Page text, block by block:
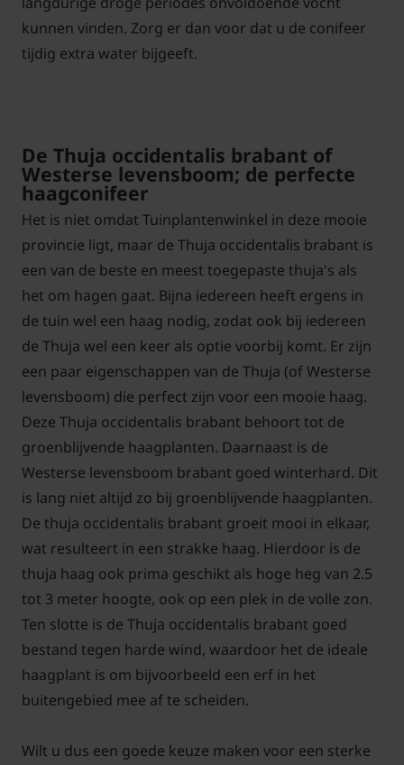
kunnen vinden. Zorg er dan voor dat u de conifeer
tijdig extra water bijgeeft.
De Thuja occidentalis brabant of
Westerse levensboom; de perfecte
haagconifeer
Het is niet omdat Tuinplantenwinkel in deze mooie
provincie ligt, maar de Thuja occidentalis brabant is
een van de beste en meest toegepaste thuja's als
het om hagen gaat. Bijna iedereen heeft ergens in
de tuin wel een haag nodig, zodat ook bij iedereen
de Thuja wel een keer als optie voorbij komt. Er zijn
een paar eigenschappen van de Thuja (of Westerse
levensboom) die perfect zijn voor een mooie haag.
Deze Thuja occidentalis brabant behoort tot de
groenblijvende haagplanten. Daarnaast is de
Westerse levensboom brabant goed winterhard. Dit
is lang niet altijd zo bij groenblijvende haagplanten.
De thuja occidentalis brabant groeit mooi in elkaar,
wat resulteert in een strakke haag. Hierdoor is de
thuja haag ook prima geschikt als hoge heg van 2.5
tot 3 meter hoogte, ook op een plek in de volle zon.
Ten slotte is de Thuja occidentalis brabant goed
bestand tegen harde wind, waardoor het de ideale
haagplant is om bijvoorbeeld een erf in het
buitengebied mee af te scheiden.
Wilt u dus een goede keuze maken voor een sterke